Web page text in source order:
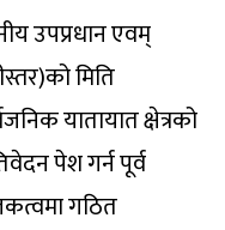
उपप्रधान एवम्
मिति
यातायात क्षेत्रको
पेश गर्न पूर्व
गठित